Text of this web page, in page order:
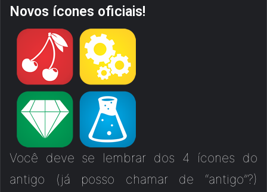
Novos ícones oficiais!
Você deve se lembrar dos 4 ícones do
antigo (já posso chamar de “antigo”?)